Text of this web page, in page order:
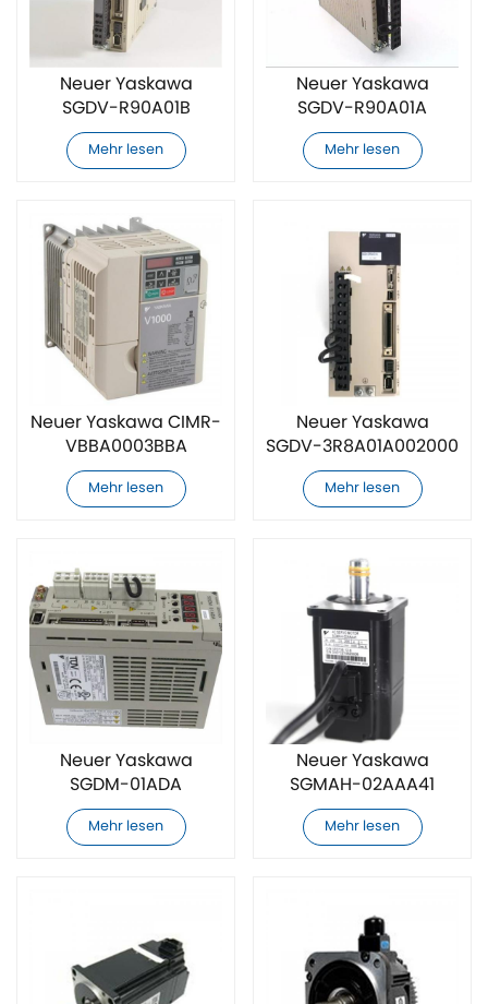
Neuer Yaskawa
SGDV-R90A01B
Servoantrieb
Mehr lesen
Neuer Yaskawa
SGDV-R90A01A
Servoantrieb
Mehr lesen
Neuer Yaskawa CIMR-
VBBA0003BBA
Servoantrieb
Mehr lesen
Neuer Yaskawa
SGDV-3R8A01A002000
Servoantrieb
Mehr lesen
Neuer Yaskawa
SGDM-01ADA
Servoantrieb
Mehr lesen
Neuer Yaskawa
SGMAH-02AAA41
Servomotor
Mehr lesen